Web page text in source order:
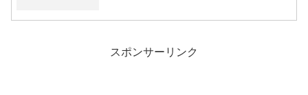
スポンサーリンク